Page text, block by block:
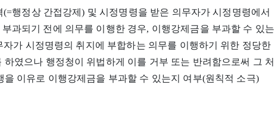
행정상 간접강제) 및 시정명령을 받은 의무자가 시정명령에서
과되기 전에 의무를 이행한 경우, 이행강제금을 부과할 수 있는
가 시정명령의 취지에 부합하는 의무를 이행하기 위한 정당한
였으나 행정청이 위법하게 이를 거부 또는 반려함으로써 그 처
이유로 이행강제금을 부과할 수 있는지 여부(원칙적 소극)